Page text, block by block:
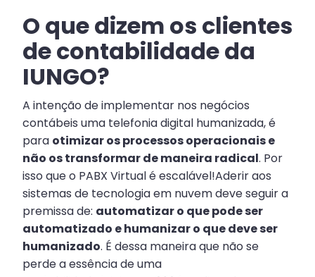
O que dizem os clientes
de contabilidade da
IUNGO?
A intenção de implementar nos negócios
contábeis uma telefonia digital humanizada, é
para otimizar os processos operacionais e
não os transformar de maneira radical. Por
isso que o PABX Virtual é escalável!Aderir aos
sistemas de tecnologia em nuvem deve seguir a
premissa de: automatizar o que pode ser
automatizado e humanizar o que deve ser
humanizado. É dessa maneira que não se
perde a essência de uma